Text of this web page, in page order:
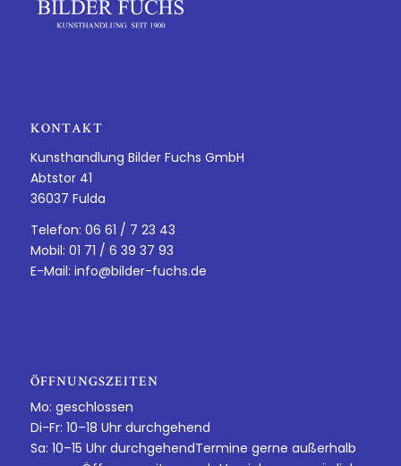
KONTAKT
Kunsthandlung Bilder Fuchs GmbH
Abtstor 41
36037 Fulda
Telefon: 06 61 / 7 23 43
Mobil: 01 71 / 6 39 37 93
E-Mail: info@bilder-fuchs.de
ÖFFNUNGSZEITEN
Mo: geschlossen
Di-Fr: 10–18 Uhr durchgehend
Sa: 10–15 Uhr durchgehendTermine gerne außerhalb